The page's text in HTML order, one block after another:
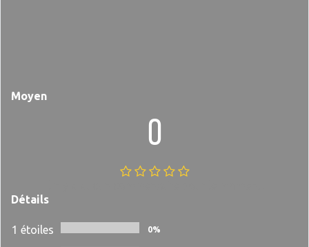
Moyen
0
Détails
1 étoiles 0%